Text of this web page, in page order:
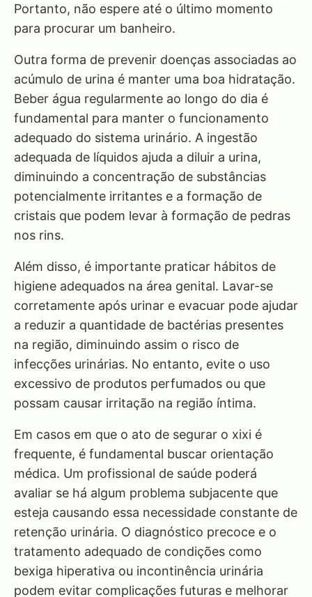
Portanto, não espere até o último momento
para procurar um banheiro.
Outra forma de prevenir doenças associadas ao
acúmulo de urina é manter uma boa hidratação.
Beber água regularmente ao longo do dia é
fundamental para manter o funcionamento
adequado do sistema urinário. A ingestão
adequada de líquidos ajuda a diluir a urina,
diminuindo a concentração de substâncias
potencialmente irritantes e a formação de
cristais que podem levar à formação de pedras
nos rins.
Além disso, é importante praticar hábitos de
higiene adequados na área genital. Lavar-se
corretamente após urinar e evacuar pode ajudar
a reduzir a quantidade de bactérias presentes
na região, diminuindo assim o risco de
infecções urinárias. No entanto, evite o uso
excessivo de produtos perfumados ou que
possam causar irritação na região íntima.
Em casos em que o ato de segurar o xixi é
frequente, é fundamental buscar orientação
médica. Um profissional de saúde poderá
avaliar se há algum problema subjacente que
esteja causando essa necessidade constante de
retenção urinária. O diagnóstico precoce e o
tratamento adequado de condições como
bexiga hiperativa ou incontinência urinária
podem evitar complicações futuras e melhorar